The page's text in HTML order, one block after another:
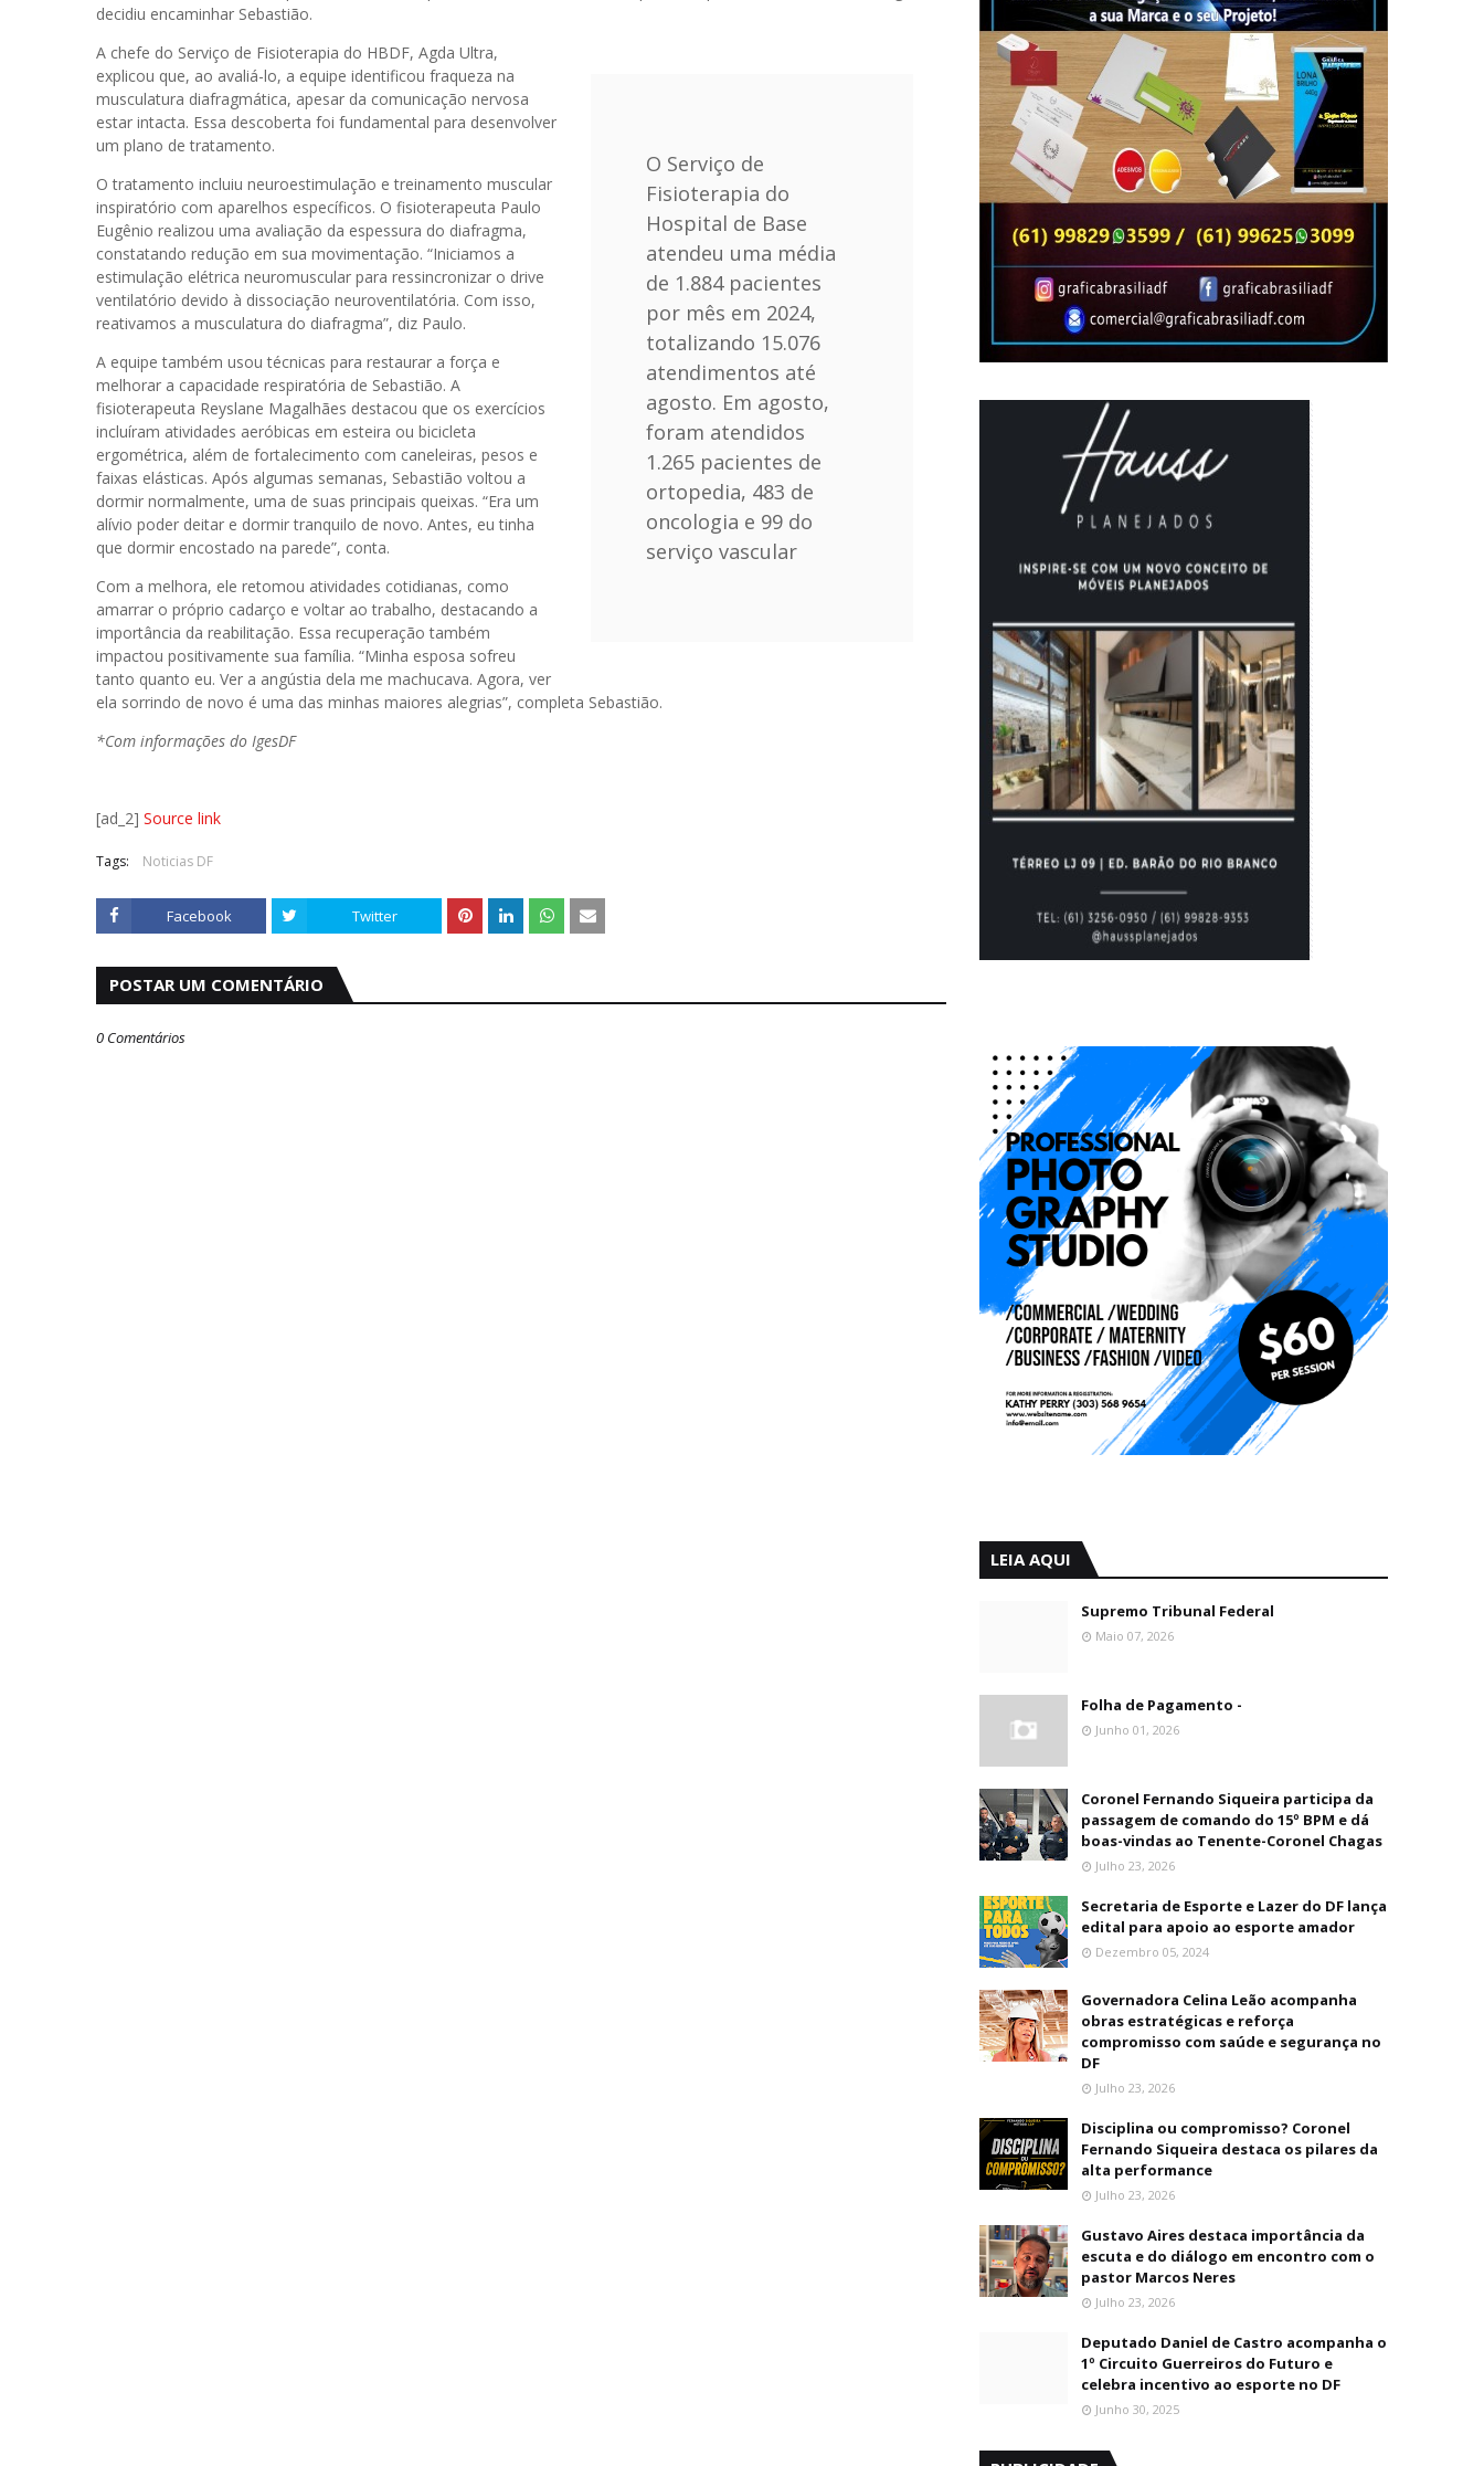
decidiu encaminhar Sebastião.
O Serviço de
Fisioterapia do
Hospital de Base
atendeu uma média
de 1.884 pacientes
por mês em 2024,
totalizando 15.076
atendimentos até
agosto. Em agosto,
foram atendidos
1.265 pacientes de
ortopedia, 483 de
oncologia e 99 do
serviço vascular
A chefe do Serviço de Fisioterapia do HBDF, Agda Ultra,
explicou que, ao avaliá-lo, a equipe identificou fraqueza na
musculatura diafragmática, apesar da comunicação nervosa
estar intacta. Essa descoberta foi fundamental para desenvolver
um plano de tratamento.
O tratamento incluiu neuroestimulação e treinamento muscular
inspiratório com aparelhos específicos. O fisioterapeuta Paulo
Eugênio realizou uma avaliação da espessura do diafragma,
constatando redução em sua movimentação. “Iniciamos a
estimulação elétrica neuromuscular para ressincronizar o drive
ventilatório devido à dissociação neuroventilatória. Com isso,
reativamos a musculatura do diafragma”, diz Paulo.
A equipe também usou técnicas para restaurar a força e
melhorar a capacidade respiratória de Sebastião. A
fisioterapeuta Reyslane Magalhães destacou que os exercícios
incluíram atividades aeróbicas em esteira ou bicicleta
ergométrica, além de fortalecimento com caneleiras, pesos e
faixas elásticas. Após algumas semanas, Sebastião voltou a
dormir normalmente, uma de suas principais queixas. “Era um
alívio poder deitar e dormir tranquilo de novo. Antes, eu tinha
que dormir encostado na parede”, conta.
Com a melhora, ele retomou atividades cotidianas, como
amarrar o próprio cadarço e voltar ao trabalho, destacando a
importância da reabilitação. Essa recuperação também
impactou positivamente sua família. “Minha esposa sofreu
tanto quanto eu. Ver a angústia dela me machucava. Agora, ver
ela sorrindo de novo é uma das minhas maiores alegrias”, completa Sebastião.
*Com informações do IgesDF
[ad_2] Source link
Tags: Noticias DF
Facebook Twitter
POSTAR UM COMENTÁRIO
0 Comentários
LEIA AQUI
Supremo Tribunal Federal
Maio 07, 2026
Folha de Pagamento -
Junho 01, 2026
Coronel Fernando Siqueira participa da
passagem de comando do 15º BPM e dá
boas-vindas ao Tenente-Coronel Chagas
Julho 23, 2026
Secretaria de Esporte e Lazer do DF lança
edital para apoio ao esporte amador
Dezembro 05, 2024
Governadora Celina Leão acompanha
obras estratégicas e reforça
compromisso com saúde e segurança no
DF
Julho 23, 2026
Disciplina ou compromisso? Coronel
Fernando Siqueira destaca os pilares da
alta performance
Julho 23, 2026
Gustavo Aires destaca importância da
escuta e do diálogo em encontro com o
pastor Marcos Neres
Julho 23, 2026
Deputado Daniel de Castro acompanha o
1º Circuito Guerreiros do Futuro e
celebra incentivo ao esporte no DF
Junho 30, 2025